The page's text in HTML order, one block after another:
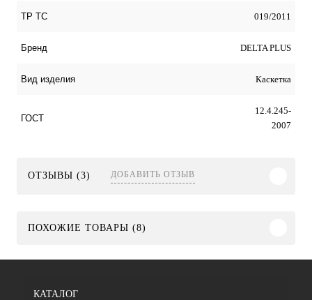
ТР ТС 019/2011
Бренд DELTA PLUS
Вид изделия Каскетка
ГОСТ
12.4.245-
2007
ОТЗЫВЫ (3) ДОБАВИТЬ ОТЗЫВ
ПОХОЖИЕ ТОВАРЫ (8)
КАТАЛОГ